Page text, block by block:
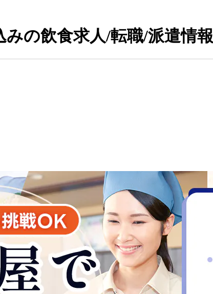
の飲食求人/転職/派遣情報